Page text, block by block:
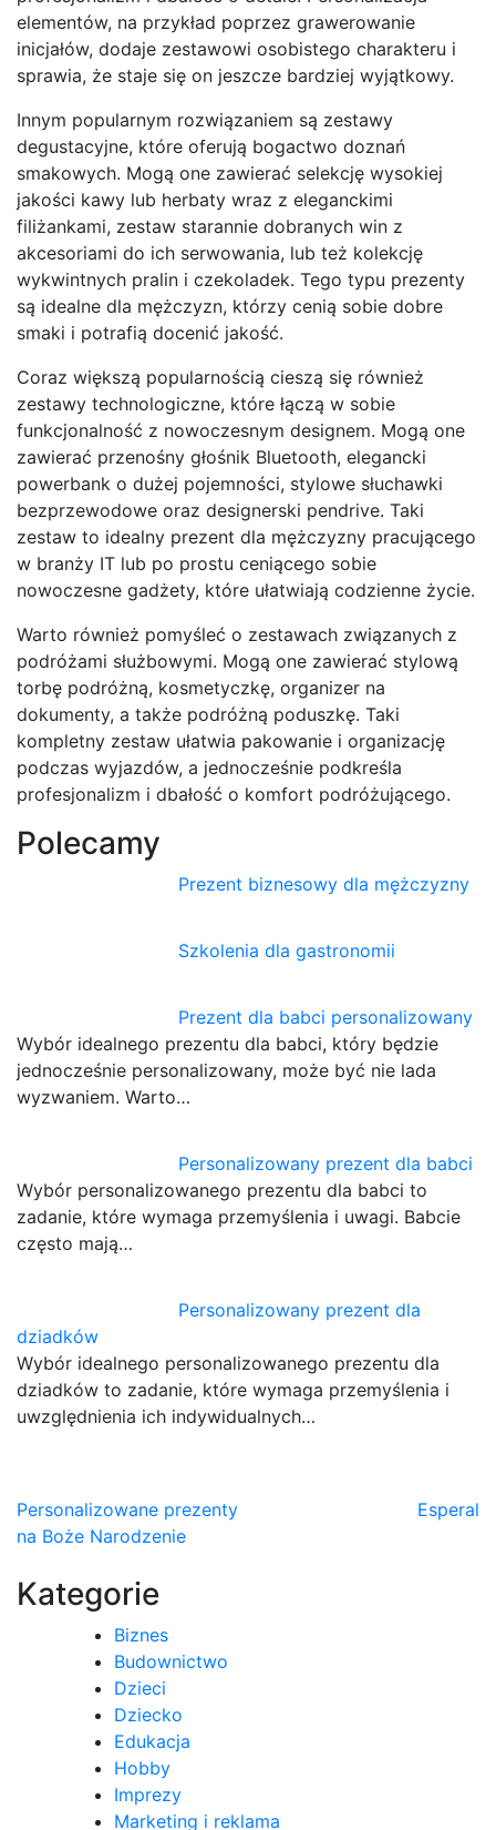
elementów, na przykład poprzez grawerowanie
inicjałów, dodaje zestawowi osobistego charakteru i
sprawia, że staje się on jeszcze bardziej wyjątkowy.
Innym popularnym rozwiązaniem są zestawy
degustacyjne, które oferują bogactwo doznań
smakowych. Mogą one zawierać selekcję wysokiej
jakości kawy lub herbaty wraz z eleganckimi
filiżankami, zestaw starannie dobranych win z
akcesoriami do ich serwowania, lub też kolekcję
wykwintnych pralin i czekoladek. Tego typu prezenty
są idealne dla mężczyzn, którzy cenią sobie dobre
smaki i potrafią docenić jakość.
Coraz większą popularnością cieszą się również
zestawy technologiczne, które łączą w sobie
funkcjonalność z nowoczesnym designem. Mogą one
zawierać przenośny głośnik Bluetooth, elegancki
powerbank o dużej pojemności, stylowe słuchawki
bezprzewodowe oraz designerski pendrive. Taki
zestaw to idealny prezent dla mężczyzny pracującego
w branży IT lub po prostu ceniącego sobie
nowoczesne gadżety, które ułatwiają codzienne życie.
Warto również pomyśleć o zestawach związanych z
podróżami służbowymi. Mogą one zawierać stylową
torbę podróżną, kosmetyczkę, organizer na
dokumenty, a także podróżną poduszkę. Taki
kompletny zestaw ułatwia pakowanie i organizację
podczas wyjazdów, a jednocześnie podkreśla
profesjonalizm i dbałość o komfort podróżującego.
Polecamy
Prezent biznesowy dla mężczyzny
Szkolenia dla gastronomii
Prezent dla babci personalizowany
Wybór idealnego prezentu dla babci, który będzie
jednocześnie personalizowany, może być nie lada
wyzwaniem. Warto…
Personalizowany prezent dla babci
Wybór personalizowanego prezentu dla babci to
zadanie, które wymaga przemyślenia i uwagi. Babcie
często mają…
Personalizowany prezent dla
dziadków
Wybór idealnego personalizowanego prezentu dla
dziadków to zadanie, które wymaga przemyślenia i
uwzględnienia ich indywidualnych…
Nawigacja
wpisu
Personalizowane prezenty
na Boże Narodzenie
Esperal
Kategorie
Biznes
Budownictwo
Dzieci
Dziecko
Edukacja
Hobby
Imprezy
Marketing i reklama